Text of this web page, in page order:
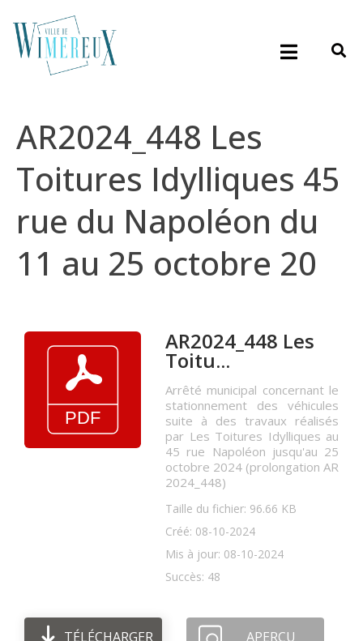
AR2024_448 Les
Toitures Idylliques 45
rue du Napoléon du
11 au 25 octobre 20
AR2024_448 Les
Toitu...
Arrêté municipal concernant le
stationnement des véhicules
suite à des travaux réalisés
par Les Toitures Idylliques au
45 rue Napoléon jusqu'au 25
octobre 2024 (prolongation AR
2024_448)
Taille du fichier: 96.66 KB
Créé: 08-10-2024
Mis à jour: 08-10-2024
Succès: 48
TÉLÉCHARGER APERÇU